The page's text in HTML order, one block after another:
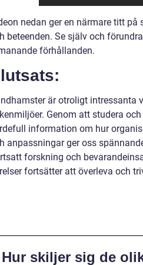
nedan ger en närmare titt
beteenden. Se själv och
förhållanden.
är otroligt intressanta
Genom att studera
information om hur
anpassningar ger oss
forskning och
fortsätter att överleva och
Hur skiljer sig de